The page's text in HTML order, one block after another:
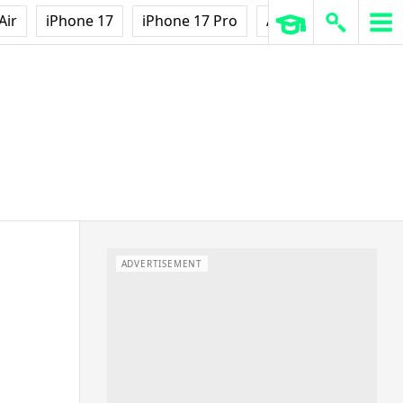
iPhone 17 iPhone 17 Pro AirPods Pro 3
ADVERTISEMENT